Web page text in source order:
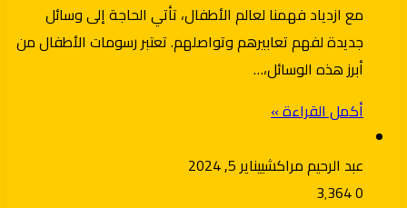
مع ازدياد فهمنا لعالم الأطفال، تأتي الحاجة إلى وسائل
جديدة لفهم تعابيرهم وتواصلهم. تعتبر رسومات الأطفال من
أبرز هذه الوسائل،…
أكمل القراءة »
عبد الرحيم مراكشييناير 5, 2024
0